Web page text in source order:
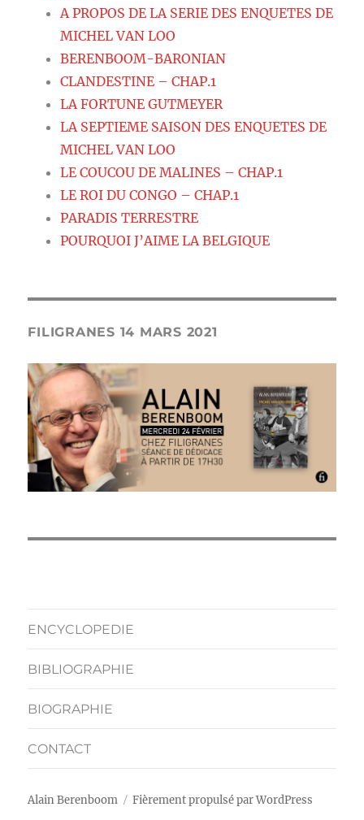
A PROPOS DE LA SERIE DES ENQUETES DE
MICHEL VAN LOO
BERENBOOM-BARONIAN
CLANDESTINE – CHAP.1
LA FORTUNE GUTMEYER
LA SEPTIEME SAISON DES ENQUETES DE
MICHEL VAN LOO
LE COUCOU DE MALINES – CHAP.1
LE ROI DU CONGO – CHAP.1
PARADIS TERRESTRE
POURQUOI J’AIME LA BELGIQUE
FILIGRANES 14 MARS 2021
ENCYCLOPEDIE
BIBLIOGRAPHIE
BIOGRAPHIE
CONTACT
Alain Berenboom Fièrement propulsé par WordPress